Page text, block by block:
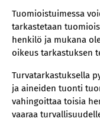
Tuomioistuimessa
tarkastetaan
henkilö ja mukana
oikeus tarkastuksen
Turvatarkastuksella
ja aineiden tuonti
vahingoittaa toisia
vaaraa